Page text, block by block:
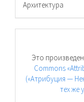
Архитектура
Это
Commons
(«Атрибуция —
тех же